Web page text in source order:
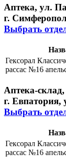
Аптека, ул.
г.
Выбрать
Гексорал
рассас №16
Аптека-
г. Евпатория,
Выбрать
Гексорал
рассас №16